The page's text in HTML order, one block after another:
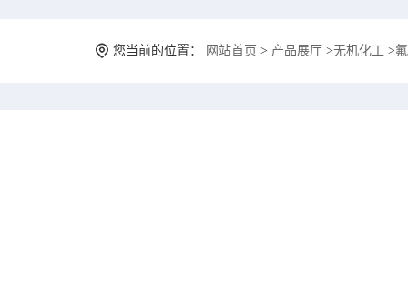
您当前的位置： 网站首页 > 产品展厅 >无机化工 >